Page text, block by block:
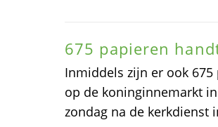
675 papieren
Inmiddels zijn er ook
op de koninginnemarkt
zondag na de kerkdienst